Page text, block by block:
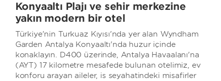
Konyaaltı Plajı ve şehir merkezine
yakın modern bir otel
Türkiye'nin Turkuaz Kıyısı'nda yer alan Wyndham
Garden Antalya Konyaaltı'nda huzur içinde
konaklayın. D400 üzerinde, Antalya Havaalanı'na
(AYT) 17 kilometre mesafede bulunan otelimiz, ev
konforu arayan aileler, iş seyahatindeki misafirler